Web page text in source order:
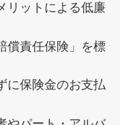
リットによる低廉
償責任保険」を標
に保険金のお支払